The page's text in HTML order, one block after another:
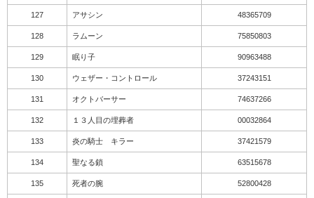
127 アサシン 48365709
128 ラムーン 75850803
129 眠り子 90963488
130 ウェザー・コントロール 37243151
131 オクトバーサー 74637266
132 １３人目の埋葬者 00032864
133 炎の騎士 キラー 37421579
134 聖なる鎖 63515678
135 死者の腕 52800428